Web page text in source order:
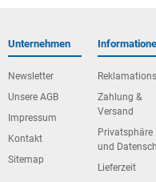
Unternehmen
Newsletter
Unsere AGB
Impressum
Kontakt
Sitemap
Zahlung &
Versand
Privatsphäre
und
Lieferzeit